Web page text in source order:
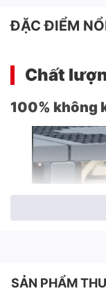
ĐẶC ĐIỂM
Chất
100% không
SẢN PHẨM